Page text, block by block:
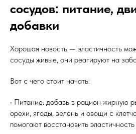
сосудов: питание,
добавки
Хорошая новость — эластичность
сосуды живые, они реагируют на
Вот с чего стоит начать:
• Питание: добавь в рацион жирную
орехи, ягоды, зелень и овощи с
помогают восстановить